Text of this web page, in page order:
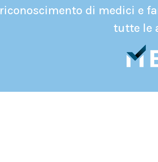
riconoscimento di medici e
tutte le